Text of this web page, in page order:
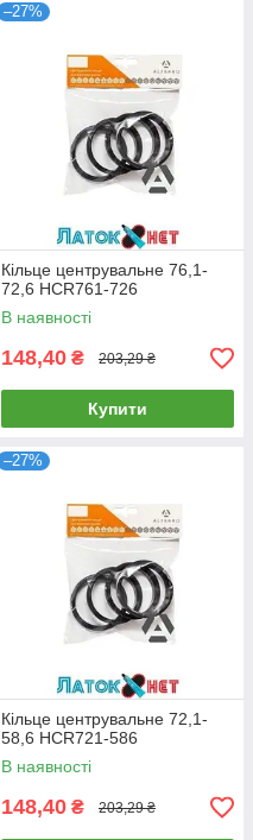
–27%
Кільце центрувальне 76,1-
72,6 HCR761-726
В наявності
148,40 ₴ 203,29 ₴
Купити
–27%
Кільце центрувальне 72,1-
58,6 HCR721-586
В наявності
148,40 ₴ 203,29 ₴